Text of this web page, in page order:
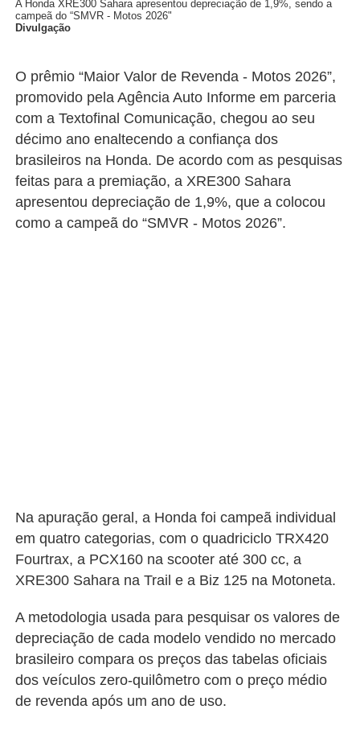
A Honda XRE300 Sahara apresentou depreciação de 1,9%, sendo a
campeã do “SMVR - Motos 2026"
Divulgação
O prêmio “Maior Valor de Revenda - Motos 2026”,
promovido pela Agência Auto Informe em parceria
com a Textofinal Comunicação, chegou ao seu
décimo ano enaltecendo a confiança dos
brasileiros na Honda. De acordo com as pesquisas
feitas para a premiação, a XRE300 Sahara
apresentou depreciação de 1,9%, que a colocou
como a campeã do “SMVR - Motos 2026”.
Na apuração geral, a Honda foi campeã individual
em quatro categorias, com o quadriciclo TRX420
Fourtrax, a PCX160 na scooter até 300 cc, a
XRE300 Sahara na Trail e a Biz 125 na Motoneta.
A metodologia usada para pesquisar os valores de
depreciação de cada modelo vendido no mercado
brasileiro compara os preços das tabelas oficiais
dos veículos zero-quilômetro com o preço médio
de revenda após um ano de uso.